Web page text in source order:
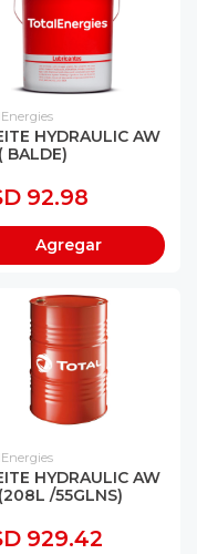
HYDRAULIC AW
BALDE)
92.98
Agregar
HYDRAULIC AW
/55GLNS)
929.42